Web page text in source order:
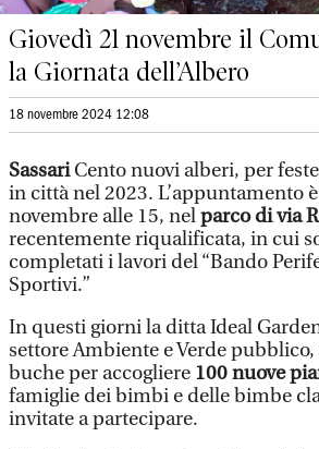
Giovedì 21 novembre il
la Giornata dell’Albero
18 novembre 2024 12:08
SassariCento nuovi alberi, per
in città nel 2023. L’appuntamento
novembre alle 15, nelparco di via
recentemente riqualificata, in cui
completati i lavori del “Bando
Sportivi.”
In questi giorni la ditta Ideal
settore Ambiente e Verde
buche per accogliere 100 nuove
famiglie dei bimbi e delle bimbe
invitate a partecipare.